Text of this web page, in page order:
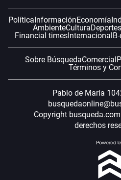
PolíticaInformaciónEconomía
AmbienteCulturaDeportes
Financial timesInternacional
Sobre BúsquedaComercial
Términos y
Pablo de María
Copyright
derechos